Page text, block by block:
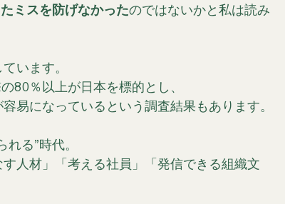
ミスを防げなかったのではないかと私は読み
います。
80％以上が日本を標的とし、
易になっているという調査結果もあります。
る”時代。
人材」「考える社員」「発信できる組織文